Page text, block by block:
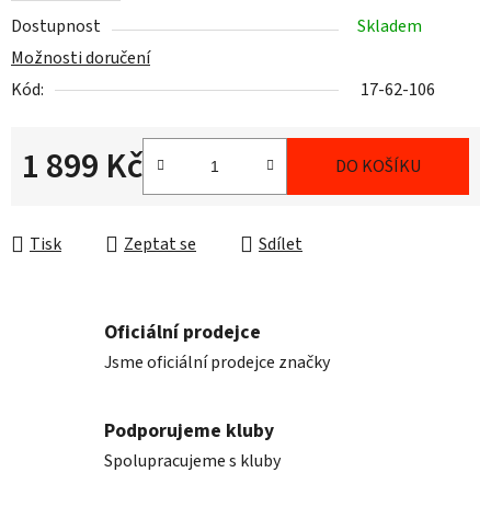
Dostupnost
Skladem
Možnosti doručení
Kód:
17-62-106
1 899 Kč DO KOŠÍKU
Tisk Zeptat se Sdílet
Oficiální prodejce
Jsme oficiální prodejce značky
Podporujeme kluby
Spolupracujeme s kluby